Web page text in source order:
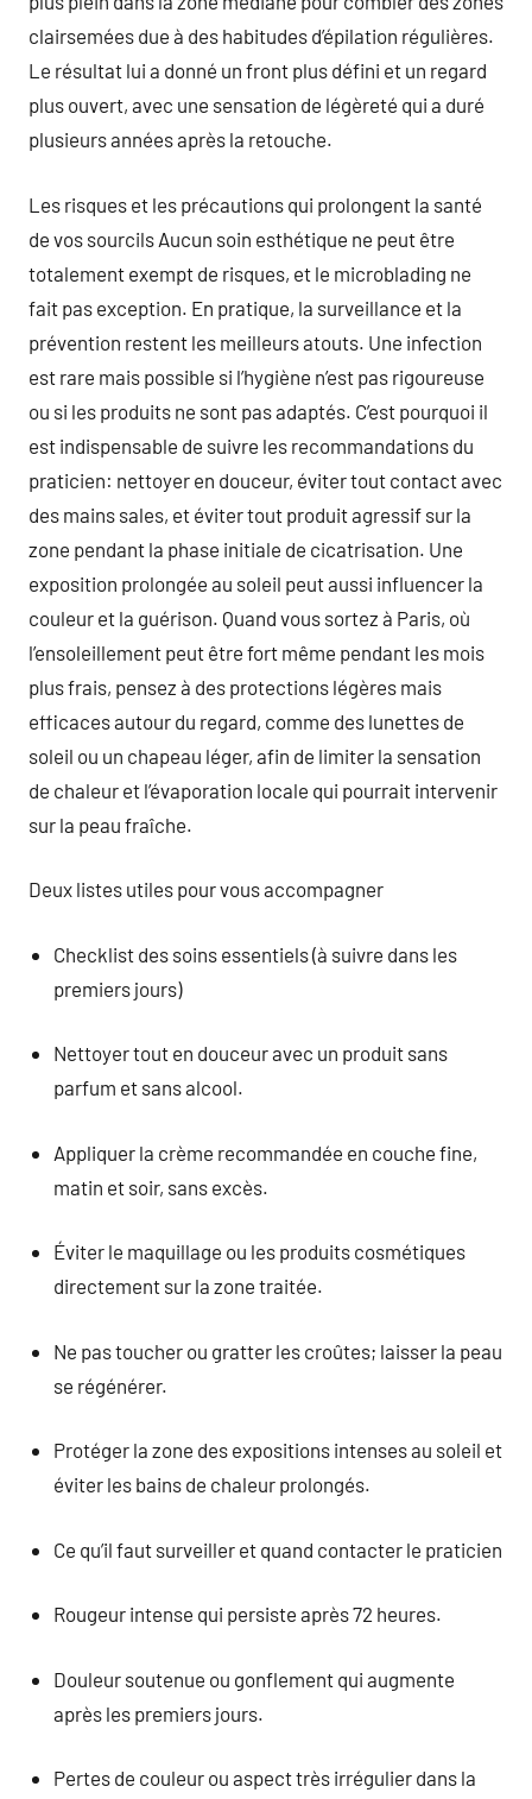
clairsemées due à des habitudes d’épilation régulières.
Le résultat lui a donné un front plus défini et un regard
plus ouvert, avec une sensation de légèreté qui a duré
plusieurs années après la retouche.
Les risques et les précautions qui prolongent la santé
de vos sourcils Aucun soin esthétique ne peut être
totalement exempt de risques, et le microblading ne
fait pas exception. En pratique, la surveillance et la
prévention restent les meilleurs atouts. Une infection
est rare mais possible si l’hygiène n’est pas rigoureuse
ou si les produits ne sont pas adaptés. C’est pourquoi il
est indispensable de suivre les recommandations du
praticien: nettoyer en douceur, éviter tout contact avec
des mains sales, et éviter tout produit agressif sur la
zone pendant la phase initiale de cicatrisation. Une
exposition prolongée au soleil peut aussi influencer la
couleur et la guérison. Quand vous sortez à Paris, où
l’ensoleillement peut être fort même pendant les mois
plus frais, pensez à des protections légères mais
efficaces autour du regard, comme des lunettes de
soleil ou un chapeau léger, afin de limiter la sensation
de chaleur et l’évaporation locale qui pourrait intervenir
sur la peau fraîche.
Deux listes utiles pour vous accompagner
Checklist des soins essentiels (à suivre dans les
premiers jours)
Nettoyer tout en douceur avec un produit sans
parfum et sans alcool.
Appliquer la crème recommandée en couche fine,
matin et soir, sans excès.
Éviter le maquillage ou les produits cosmétiques
directement sur la zone traitée.
Ne pas toucher ou gratter les croûtes; laisser la peau
se régénérer.
Protéger la zone des expositions intenses au soleil et
éviter les bains de chaleur prolongés.
Ce qu’il faut surveiller et quand contacter le praticien
Rougeur intense qui persiste après 72 heures.
Douleur soutenue ou gonflement qui augmente
après les premiers jours.
Pertes de couleur ou aspect très irrégulier dans la